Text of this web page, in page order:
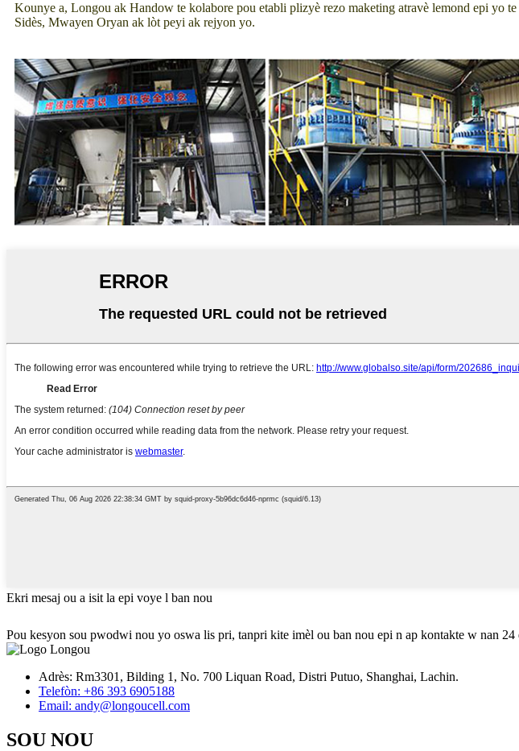
Kounye a, Longou ak Handow te kolabore pou etabli plizyè rezo maketing atravè lemond epi
Sidès, Mwayen Oryan ak lòt peyi ak rejyon yo.
Ekri mesaj ou a isit la epi voye l ban nou
Pou kesyon sou pwodwi nou yo oswa lis pri, tanpri kite imèl ou ban nou epi n ap kontakte w nan 24
Adrès: Rm3301, Bilding 1, No. 700 Liquan Road, Distri Putuo, Shanghai, Lachin.
Telefòn: +86 393 6905188
Email: andy@longoucell.com
SOU NOU